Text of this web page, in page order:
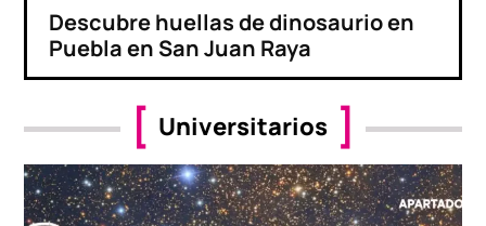
Descubre huellas de dinosaurio en
Puebla en San Juan Raya
Universitarios